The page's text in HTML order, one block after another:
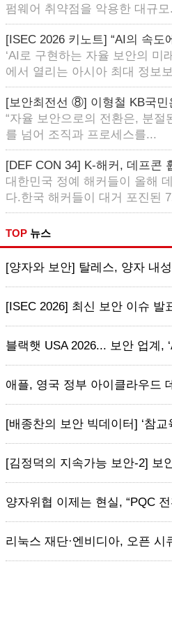
펌웨어 취약점을 악용한 대규모
[ISEC 2026 키노트] “AI의 속도
‘AI로 구현하는 자율 보안의 미
에서 열리는 아시아 최대 정보
[보안최전선 ⑧] 이형철 KB국민
“자율 보안으로의 전환은, 분절
를 넘어 조직과 프로세스를...
[DEF CON 34] K-해커, 데프콘
대한민국 정예 해커들이 올해
다.한국 해커들이 대거 포진된
TOP 뉴스
[양자와 보안] 탈레스, 양자 내
[ISEC 2026] 최신 보안 이슈 발
블랙햇 USA 2026... 보안 업계,
애플, 영국 정부 아이클라우드
[배종찬의 보안 빅데이터] ‘참교
[김정덕의 지속가능 보안-2] 보
양자위협 이제는 현실, “PQC
리눅스 재단·엔비디아, 오픈 시